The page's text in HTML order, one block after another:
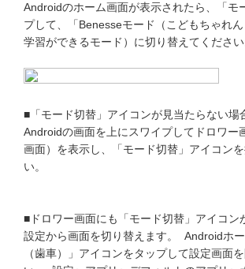
進研ゼミ 中学講座 中高一貫
進研ゼミ 高校講座
会員サイトはこちら
Androidのホーム画面が表示されたら、「モ
プして、「Benesseモード（こどもちゃれ
学習ができるモード）に切り替えてください
■「モード切替」アイコンが見当たらない場
Androidの画面を上にスワイプしてドロワー
画面）を表示し、「モード切替」アイコン
い。
■ドロワー画面にも「モード切替」アイコン
設定から画面を切り替えます。 Androidホ
（歯車）」アイコンをタップして設定画面